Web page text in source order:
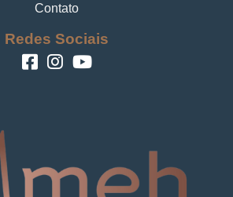
Contato
Redes Sociais